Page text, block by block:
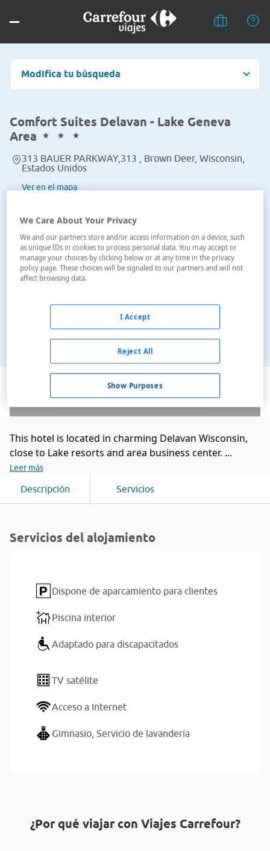
Modifica tu búsqueda
Comfort Suites Delavan - Lake Geneva
Area
313 BAUER PARKWAY,313 , Brown Deer, Wisconsin,
Estados Unidos
Ver en el mapa
Ver en el mapa
This hotel is located in charming Delavan Wisconsin,
close to Lake resorts and area business center. ...
Leer más
Descripción Servicios
Servicios del alojamiento
Dispone de aparcamiento para clientes
Piscina interior
Adaptado para discapacitados
TV satélite
Acceso a Internet
Gimnasio, Servicio de lavandería
¿Por qué viajar con Viajes Carrefour?
We Care About Your Privacy
We and our partners store and/or access information on a device, such
as unique IDs in cookies to process personal data. You may accept or
manage your choices by clicking below or at any time in the privacy
policy page. These choices will be signaled to our partners and will not
affect browsing data.
Show Purposes
Reject All
I Accept